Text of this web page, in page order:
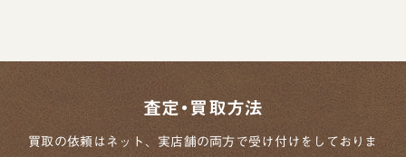
査定・買取方法
買取の依頼はネット、実店舗の両方で受け付けをしておりま